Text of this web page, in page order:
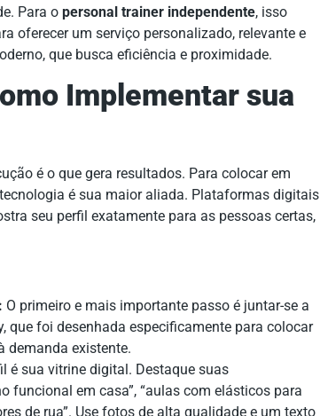
Para o personal trainer independente, isso
oferecer um serviço personalizado, relevante e
que busca eficiência e proximidade.
Implementar sua
é o que gera resultados. Para colocar em
é sua maior aliada. Plataformas digitais
seu perfil exatamente para as pessoas certas,
O primeiro e mais importante passo é juntar-se a
foi desenhada especificamente para colocar
demanda existente.
é sua vitrine digital. Destaque suas
funcional em casa”, “aulas com elásticos para
de rua”. Use fotos de alta qualidade e um texto